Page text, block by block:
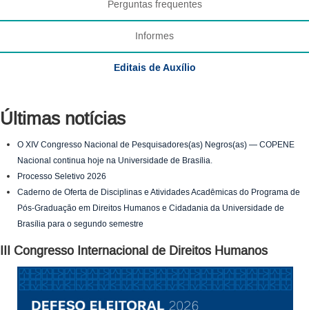
Perguntas frequentes
Informes
Editais de Auxílio
Últimas notícias
O XIV Congresso Nacional de Pesquisadores(as) Negros(as) — COPENE
Nacional continua hoje na Universidade de Brasília.
Processo Seletivo 2026
Caderno de Oferta de Disciplinas e Atividades Acadêmicas do Programa de
Pós-Graduação em Direitos Humanos e Cidadania da Universidade de
Brasília para o segundo semestre
III Congresso Internacional de Direitos Humanos